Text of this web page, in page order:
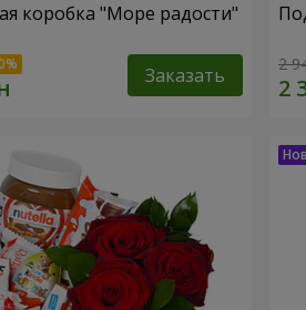
коробка "Море радости"
Заказать 2